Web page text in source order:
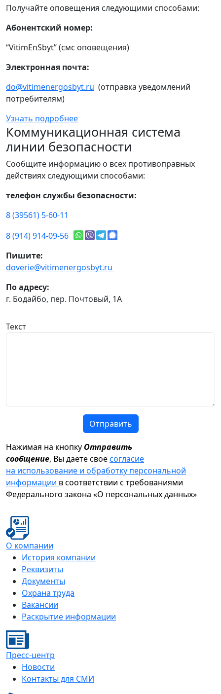
Получайте оповещения следующими способами:
Абонентский номер:
“VitimEnSbyt” (смс оповещения)
Электронная почта:
do@vitimenergosbyt.ru (отправка уведомлений
потребителям)
Узнать подробнее
Коммуникационная система
линии безопасности
Сообщите информацию о всех противоправных
действиях следующими способами:
телефон службы безопасности:
8 (39561) 5-60-11
8 (914) 914-09-56
Пишите:
doverie@vitimenergosbyt.ru
По адресу:
г. Бодайбо, пер. Почтовый, 1А
Текст
Отправить
Нажимая на кнопку Отправить
сообщение, Вы даете своесогласие
на использование и обработку персональной
информации в соответствии с требованиями
Федерального закона «О персональных данных»
О компании
История компании
Реквизиты
Документы
Охрана труда
Вакансии
Раскрытие информации
Пресс-центр
Новости
Контакты для СМИ